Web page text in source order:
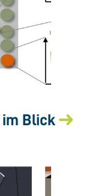
im Blick